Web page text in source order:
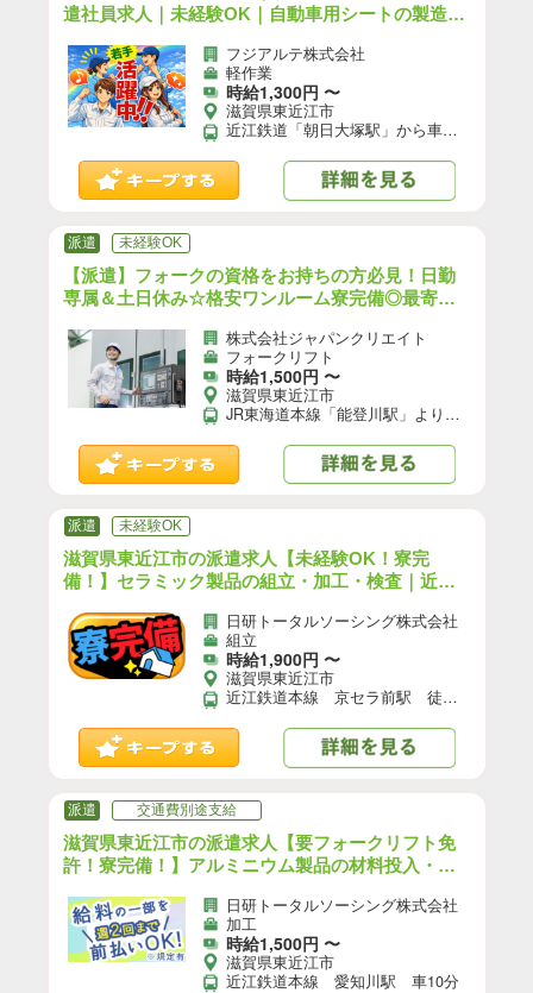
遣社員求人｜未経験OK｜自動車用シートの製造・
06-01-JP）【10】
フジアルテ株式会社
軽作業
時給1,300円 〜
滋賀県東近江市
近江鉄道「朝日大塚駅」から車で5分 近江鉄道「桜川駅」から車で5分 【交通手段】 車、バイク、自転車通勤可 ★工場駐車場利用可能（無料）
派遣 未経験OK
【派遣】フォークの資格をお持ちの方必見！日勤
専属＆土日休み☆格安ワンルーム寮完備◎最寄
仕事No/1586-A-02
株式会社ジャパンクリエイト
フォークリフト
時給1,500円 〜
滋賀県東近江市
JR東海道本線「能登川駅」より車で約6分
派遣 未経験OK
滋賀県東近江市の派遣求人【未経験OK！寮完
備！】セラミック製品の組立・加工・検査｜近江
20）【3】
日研トータルソーシング株式会社
組立
時給1,900円 〜
滋賀県東近江市
近江鉄道本線 京セラ前駅 徒歩10分
派遣 交通費別途支給
滋賀県東近江市の派遣求人【要フォークリフト免
許！寮完備！】アルミニウム製品の材料投入・製
分（お仕事No.8A221）【4】日研トータルソーシング株式会社
加工
時給1,500円 〜
滋賀県東近江市
近江鉄道本線 愛知川駅 車10分